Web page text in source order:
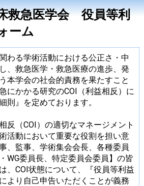
救急医学会 役員等利
ーム
わる学術活動における公正さ・中
、救急医学・救急医療の進歩、発
本学会の社会的責務を果たすこと
にかかる研究のCOI（利益相反）に
則』を定めております。
反（COI）の適切なマネージメント
活動において重要な役割を担い意
、監事、学術集会会長、各種委員
WG委員長、特定委員会委員】の皆
、COI状態について、『役員等利益
より自己申告いただくことが義務